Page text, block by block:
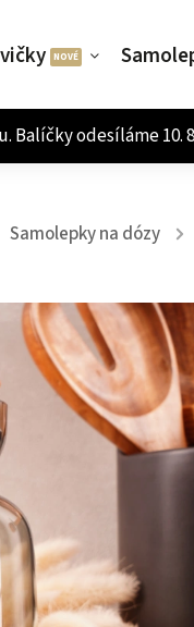
Samolepky na dózy /